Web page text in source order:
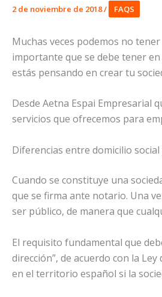
2 de noviembre de 2018/ FAQS
Muchas veces podemos no
importante que se debe tener
estás pensando en crear tu
Desde Aetna Espai Empresarial
servicios que ofrecemos para
Diferencias entre domicilio social
Cuando se constituye una
que se firma ante notario. Una
ser público, de manera que
El requisito fundamental que
dirección”, de acuerdo con la
en el territorio español si la